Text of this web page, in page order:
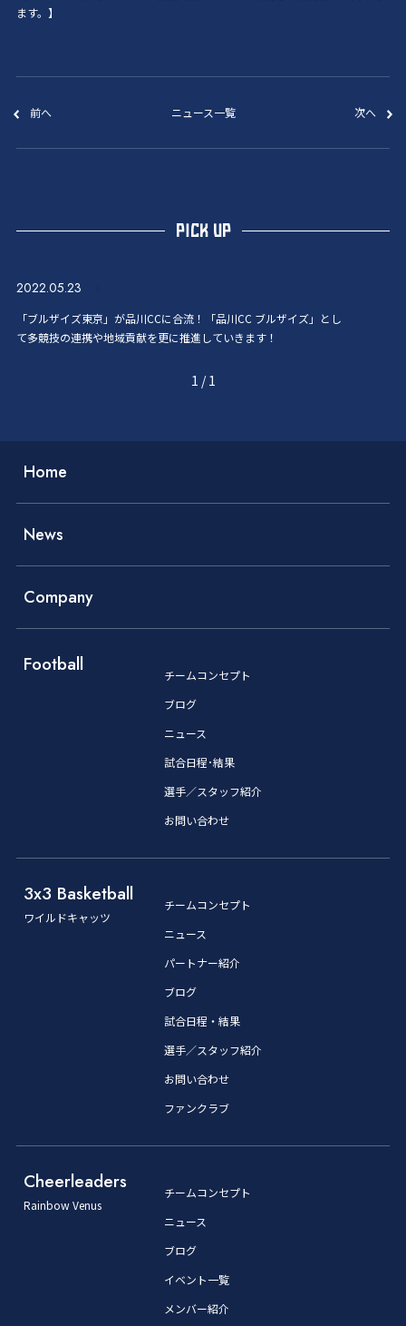
ます。】
前へ ニュース一覧 次へ
PICK UP
2022.05.23
「ブルザイズ東京」が品川CCに合流！「品川CC ブルザイズ」とし
て多競技の連携や地域貢献を更に推進していきます！
1 /1
Home
News
Company
Football
チームコンセプト
ブログ
ニュース
試合日程･結果
選手／スタッフ紹介
お問い合わせ
3x3 Basketball
ワイルドキャッツ
チームコンセプト
ニュース
パートナー紹介
ブログ
試合日程・結果
選手／スタッフ紹介
お問い合わせ
ファンクラブ
Cheerleaders
Rainbow Venus
チームコンセプト
ニュース
ブログ
イベント一覧
メンバー紹介